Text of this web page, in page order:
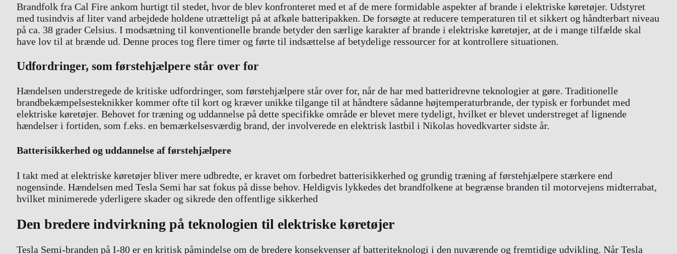
Brandfolk fra Cal Fire ankom hurtigt til stedet, hvor de blev konfronteret med et af de mere formidable aspekter af brande i elektriske køretøjer. Udstyret
med tusindvis af liter vand arbejdede holdene utrætteligt på at afkøle batteripakken. De forsøgte at reducere temperaturen til et sikkert og håndterbart niveau
på ca. 38 grader Celsius. I modsætning til konventionelle brande betyder den særlige karakter af brande i elektriske køretøjer, at de i mange tilfælde skal
have lov til at brænde ud. Denne proces tog flere timer og førte til indsættelse af betydelige ressourcer for at kontrollere situationen.
Udfordringer, som førstehjælpere står over for
Hændelsen understregede de kritiske udfordringer, som førstehjælpere står over for, når de har med batteridrevne teknologier at gøre. Traditionelle
brandbekæmpelsesteknikker kommer ofte til kort og kræver unikke tilgange til at håndtere sådanne højtemperaturbrande, der typisk er forbundet med
elektriske køretøjer. Behovet for træning og uddannelse på dette specifikke område er blevet mere tydeligt, hvilket er blevet understreget af lignende
hændelser i fortiden, som f.eks. en bemærkelsesværdig brand, der involverede en elektrisk lastbil i Nikolas hovedkvarter sidste år.
Batterisikkerhed og uddannelse af førstehjælpere
I takt med at elektriske køretøjer bliver mere udbredte, er kravet om forbedret batterisikkerhed og grundig træning af førstehjælpere stærkere end
nogensinde. Hændelsen med Tesla Semi har sat fokus på disse behov. Heldigvis lykkedes det brandfolkene at begrænse branden til motorvejens midterrabat,
hvilket minimerede yderligere skader og sikrede den offentlige sikkerhed
Den bredere indvirkning på teknologien til elektriske køretøjer
Tesla Semi-branden på I-80 er en kritisk påmindelse om de bredere konsekvenser af batteriteknologi i den nuværende og fremtidige udvikling. Når Tesla